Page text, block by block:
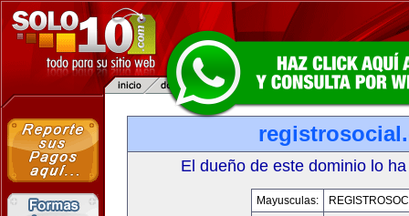
El dueño de este dominio lo
Mayusculas: